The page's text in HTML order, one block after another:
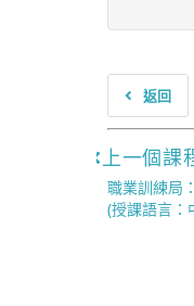
返回
上一個課
職業訓練局
(授課語言：